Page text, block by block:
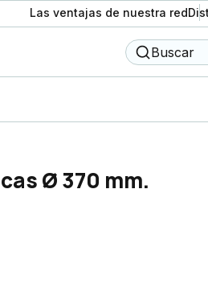
Las ventajas de nuestra red
Buscar
Ø 370 mm.